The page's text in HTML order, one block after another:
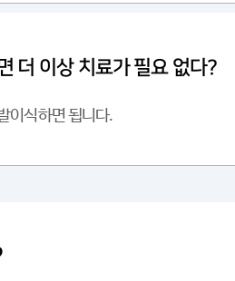
더 이상 치료가 필요 없다?
이식하면 됩니다.